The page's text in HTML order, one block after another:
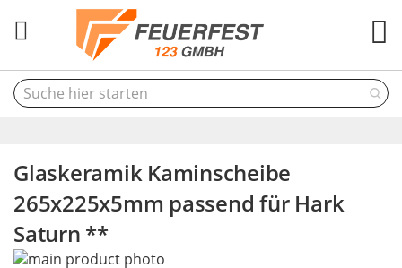
Glaskeramik Kaminscheibe
265x225x5mm passend für Hark
Saturn **
Skip